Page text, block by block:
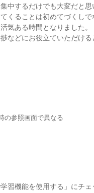
中するだけでも大変だと思
くることは初めてづくし
気ある時間となりました。
などにお役立ていただけ
の参照画面で異なる
習機能を使用する」にチ